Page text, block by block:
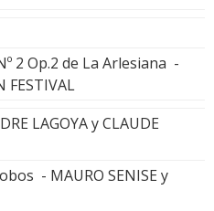
2 Op.2 de La Arlesiana -
FESTIVAL
LAGOYA y CLAUDE
- MAURO SENISE y